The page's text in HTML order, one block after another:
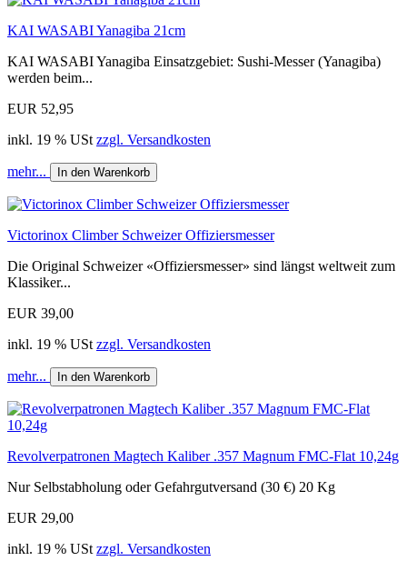
KAI WASABI Yanagiba 21cm
KAI WASABI Yanagiba Einsatzgebiet: Sushi-Messer (Yanagiba)
werden beim...
EUR 52,95
inkl. 19 % USt zzgl. Versandkosten
mehr... In den Warenkorb
Victorinox Climber Schweizer Offiziersmesser
Die Original Schweizer «Offiziersmesser» sind längst weltweit zum
Klassiker...
EUR 39,00
inkl. 19 % USt zzgl. Versandkosten
mehr... In den Warenkorb
Revolverpatronen Magtech Kaliber .357 Magnum FMC-Flat 10,24g
Nur Selbstabholung oder Gefahrgutversand (30 €) 20 Kg
EUR 29,00
inkl. 19 % USt zzgl. Versandkosten